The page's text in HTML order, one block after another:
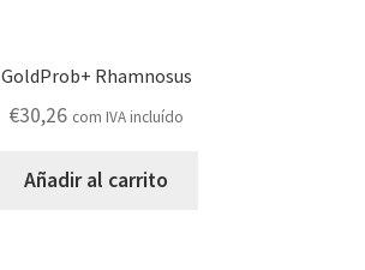
GoldProb+ Rhamnosus
€30,26 com IVA incluído
Añadir al carrito